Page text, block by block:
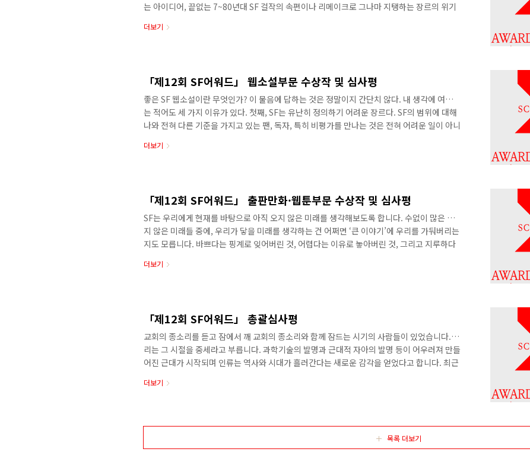
는 아이디어, 끝없는 7~80년대 SF 걸작의 속편이나 리메이크로 그나마 지탱하는 장르의 위기
반해 영상 부문은 매해 비슷한 현실과 부딪힌다. 장르를 가지고 놀 줄 아는 영상을 만나는 게 점
더보기
「제12회 SF어워드」 웹소설부문 수상작 및 심사평
좋은 SF 웹소설이란 무엇인가? 이 물음에 답하는 것은 정말이지 간단치 않다. 내 생각에 여기에
는 적어도 세 가지 이유가 있다. 첫째, SF는 유난히 정의하기 어려운 장르다. SF의 범위에 대해
나와 전혀 다른 기준을 가지고 있는 팬, 독자, 특히 비평가를 만나는 것은 전혀 어려운 일이 아니
다. 웹소설은 판타지, SF, 미스터리, 로맨스, 나아가 포르노그래피에 이르기까지 무수한 장르를
더보기
「제12회 SF어워드」 출판만화·웹툰부문 수상작 및 심사평
SF는 우리에게 현재를 바탕으로 아직 오지 않은 미래를 생각해보도록 합니다. 수없이 많은 오
지 않은 미래들 중에, 우리가 닿을 미래를 생각하는 건 어쩌면 ‘큰 이야기’에 우리를 가둬버리는
지도 모릅니다. 바쁘다는 핑계로 잊어버린 것, 어렵다는 이유로 놓아버린 것, 그리고 지루하다
2025년은 ‘픽션은 현실을 이기기 어렵다’는 오래된 명제를 우리의 삶으로 체험해본 시기였다
더보기
「제12회 SF어워드」 총괄심사평
교회의 종소리를 듣고 잠에서 깨 교회의 종소리와 함께 잠드는 시기의 사람들이 있었습니다. 우
리는 그 시절을 중세라고 부릅니다. 과학기술의 발명과 근대적 자아의 발명 등이 어우러져 만들
어진 근대가 시작되며 인류는 역사와 시대가 흘러간다는 새로운 감각을 얻었다고 합니다. 최근
다. 하루가 다르게 발전하는 인공지능 기술은 단순한 챗봇을 뛰어넘어 기술, 문화, 예술가 무엇
리합니다. 가열되는 온난화의 세계에서 우리는 올 여름 우리를 괴롭혔던..
더보기
목록 더보기